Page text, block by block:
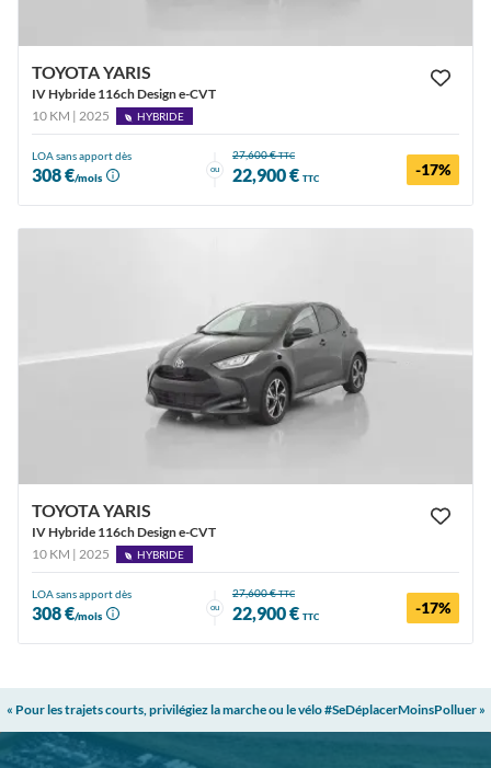
TOYOTA YARIS
IV Hybride 116ch Design e-CVT
10 KM | 2025
HYBRIDE
LOA sans apport dès
308 €/mois
ou
27,600 €TTC
22,900 € TTC -17%
TOYOTA YARIS
IV Hybride 116ch Design e-CVT
10 KM | 2025
HYBRIDE
LOA sans apport dès
308 €/mois
ou
27,600 €TTC
22,900 € TTC -17%
« Pour les trajets courts, privilégiez la marche ou le vélo #SeDéplacerMoinsPolluer »